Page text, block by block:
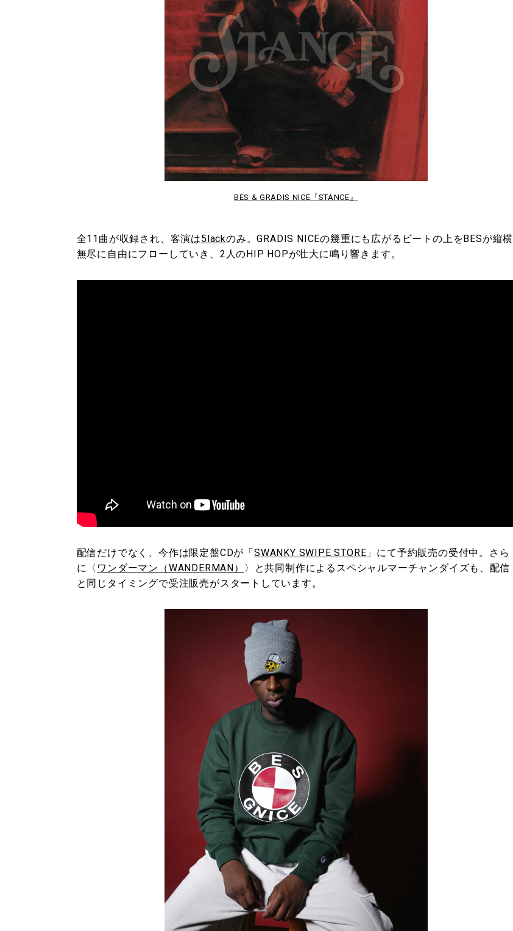
BES & GRADIS NICE『STANCE』
全11曲が収録され、客演は5lackのみ。GRADIS NICEの幾重にも広がるビートの上をBESが縦横
無尽に自由にフローしていき、2人のHIP HOPが壮大に鳴り響きます。
配信だけでなく、今作は限定盤CDが「SWANKY SWIPE STORE 」にて予約販売の受付中。さら
に〈 ワンダーマン（WANDERMAN）
〉と共同制作によるスペシャルマーチャンダイズも、配信
と同じタイミングで受注販売がスタートしています。